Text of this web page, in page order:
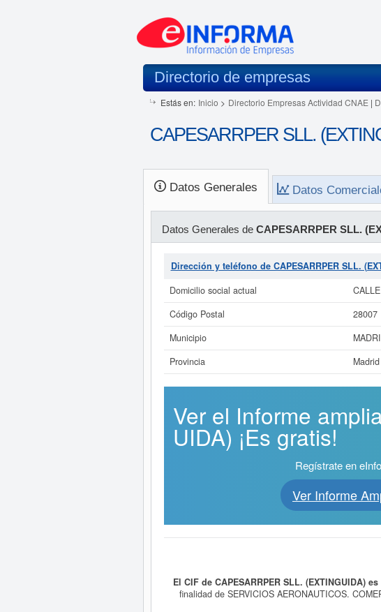
Directorio de empresas
Estás en: Inicio > Directorio Empresas Actividad CNAE |
CAPESARRPER SLL.
Datos Generales Datos
Datos Generales de CAPESARRPER SLL.
Dirección y teléfono de CAPESARRPER SLL.
Domicilio social actual
Código Postal
28007
Municipio
Provincia
Madrid
Ver el Informe
UIDA) ¡Es gratis!
Regístrate en
Ver Informe
El CIF de CAPESARRPER SLL. (EXTINGUIDA) es
finalidad de SERVICIOS AERONAUTICOS.
(BROKER AERONAUTICO). SERVICIOS DE